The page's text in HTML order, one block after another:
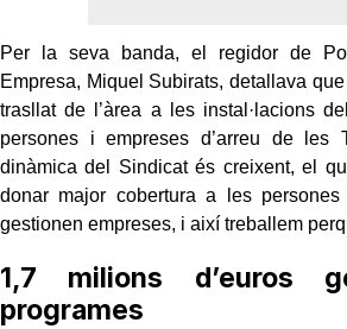
Per la seva banda, el regidor de
Empresa, Miquel Subirats, detallava
trasllat de l’àrea a les instal·lacions
persones i empreses d’arreu de les
dinàmica del Sindicat és creixent, el
donar major cobertura a les
gestionen empreses, i així treballem
1,7 milions d’euros
programes